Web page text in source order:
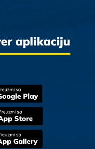
aplikaciju